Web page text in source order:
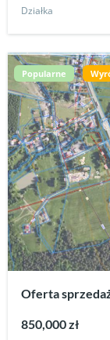
Działka
Popularne
Oferta
850,000 zł